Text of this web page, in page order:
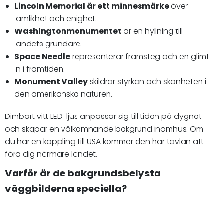
Lincoln Memorial är ett minnesmärkeöver
jämlikhet och enighet.
Washingtonmonumentet är en hyllning till
landets grundare.
Space Needlerepresenterar framsteg och en glimt
in i framtiden.
Monument Valleyskildrar styrkan och skönheten i
den amerikanska naturen.
Dimbart vitt LED-ljus anpassar sig till tiden på dygnet
och skapar en välkomnande bakgrund inomhus. Om
du har en koppling till USA kommer den här tavlan att
föra dig närmare landet.
Varför är de bakgrundsbelysta
väggbilderna speciella?